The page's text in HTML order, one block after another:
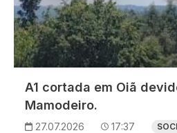
A1 cortada em Oiã
Mamodeiro.
27.07.2026 17:37